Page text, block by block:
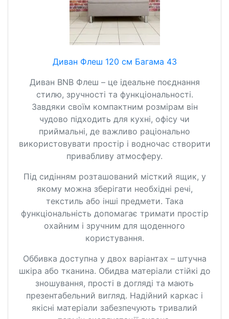
Диван Флеш 120 см Багама 43
Диван BNB Флеш – це ідеальне поєднання
стилю, зручності та функціональності.
Завдяки своїм компактним розмірам він
чудово підходить для кухні, офісу чи
приймальні, де важливо раціонально
використовувати простір і водночас створити
привабливу атмосферу.
Під сидінням розташований місткий ящик, у
якому можна зберігати необхідні речі,
текстиль або інші предмети. Така
функціональність допомагає тримати простір
охайним і зручним для щоденного
користування.
Оббивка доступна у двох варіантах – штучна
шкіра або тканина. Обидва матеріали стійкі до
зношування, прості в догляді та мають
презентабельний вигляд. Надійний каркас і
якісні матеріали забезпечують тривалий